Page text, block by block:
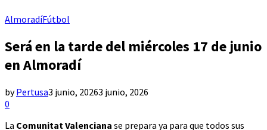
AlmoradíFútbol
Será en la tarde del miércoles 17 de junio
en Almoradí
byPertusa3 junio, 20263 junio, 2026
0
La Comunitat Valenciana se prepara ya para que todos sus